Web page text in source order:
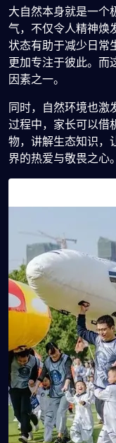
大自然本身就是一个
气，不仅令人精神焕
状态有助于减少日常
更加专注于彼此。而
因素之一。
同时，自然环境也激
过程中，家长可以借
物，讲解生态知识，
界的热爱与敬畏之心。